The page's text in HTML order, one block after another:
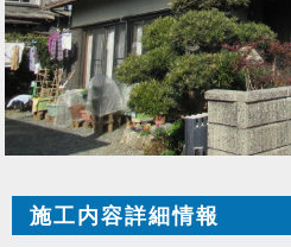
施工内容詳細情報